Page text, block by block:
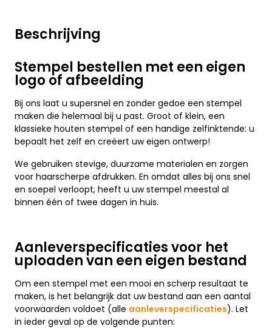
Beschrijving
Stempel bestellen met een eigen
logo of afbeelding
Bij ons laat u supersnel en zonder gedoe een stempel
maken die helemaal bij u past. Groot of klein, een
klassieke houten stempel of een handige zelfinktende: u
bepaalt het zelf en creëert uw eigen ontwerp!
We gebruiken stevige, duurzame materialen en zorgen
voor haarscherpe afdrukken. En omdat alles bij ons snel
en soepel verloopt, heeft u uw stempel meestal al
binnen één of twee dagen in huis.
Aanleverspecificaties voor het
uploaden van een eigen bestand
Om een stempel met een mooi en scherp resultaat te
maken, is het belangrijk dat uw bestand aan een aantal
voorwaarden voldoet (alle aanleverspecificaties). Let
in ieder geval op de volgende punten: